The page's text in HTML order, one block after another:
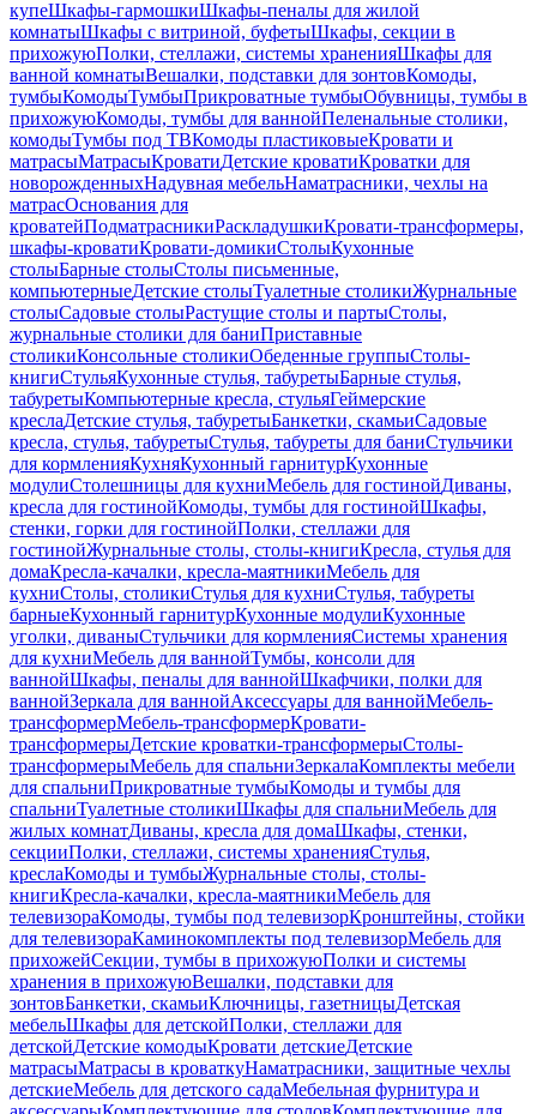
купеШкафы-гармошкиШкафы-пеналы для жилой
комнатыШкафы с витриной, буфетыШкафы, секции в
прихожуюПолки, стеллажи, системы храненияШкафы для
ванной комнатыВешалки, подставки для зонтовКомоды,
тумбыКомодыТумбыПрикроватные тумбыОбувницы, тумбы в
прихожуюКомоды, тумбы для ваннойПеленальные столики,
комодыТумбы под ТВКомоды пластиковыеКровати и
матрасыМатрасыКроватиДетские кроватиКроватки для
новорожденныхНадувная мебельНаматрасники, чехлы на
матрасОснования для
кроватейПодматрасникиРаскладушкиКровати-трансформеры,
шкафы-кроватиКровати-домикиСтолыКухонные
столыБарные столыСтолы письменные,
компьютерныеДетские столыТуалетные столикиЖурнальные
столыСадовые столыРастущие столы и партыСтолы,
журнальные столики для баниПриставные
столикиКонсольные столикиОбеденные группыСтолы-
книгиСтульяКухонные стулья, табуретыБарные стулья,
табуретыКомпьютерные кресла, стульяГеймерские
креслаДетские стулья, табуретыБанкетки, скамьиСадовые
кресла, стулья, табуретыСтулья, табуреты для баниСтульчики
для кормленияКухняКухонный гарнитурКухонные
модулиСтолешницы для кухниМебель для гостинойДиваны,
кресла для гостинойКомоды, тумбы для гостинойШкафы,
стенки, горки для гостинойПолки, стеллажи для
гостинойЖурнальные столы, столы-книгиКресла, стулья для
домаКресла-качалки, кресла-маятникиМебель для
кухниСтолы, столикиСтулья для кухниСтулья, табуреты
барныеКухонный гарнитурКухонные модулиКухонные
уголки, диваныСтульчики для кормленияСистемы хранения
для кухниМебель для ваннойТумбы, консоли для
ваннойШкафы, пеналы для ваннойШкафчики, полки для
ваннойЗеркала для ваннойАксессуары для ваннойМебель-
трансформерМебель-трансформерКровати-
трансформерыДетские кроватки-трансформерыСтолы-
трансформерыМебель для спальниЗеркалаКомплекты мебели
для спальниПрикроватные тумбыКомоды и тумбы для
спальниТуалетные столикиШкафы для спальниМебель для
жилых комнатДиваны, кресла для домаШкафы, стенки,
секцииПолки, стеллажи, системы храненияСтулья,
креслаКомоды и тумбыЖурнальные столы, столы-
книгиКресла-качалки, кресла-маятникиМебель для
телевизораКомоды, тумбы под телевизорКронштейны, стойки
для телевизораКаминокомплекты под телевизорМебель для
прихожейСекции, тумбы в прихожуюПолки и системы
хранения в прихожуюВешалки, подставки для
зонтовБанкетки, скамьиКлючницы, газетницыДетская
мебельШкафы для детскойПолки, стеллажи для
детскойДетские комодыКровати детскиеДетские
матрасыМатрасы в кроваткуНаматрасники, защитные чехлы
детскиеМебель для детского садаМебельная фурнитура и